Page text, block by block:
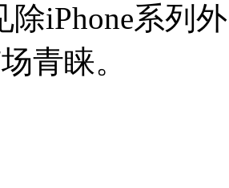
除iPhone系列
青睐。